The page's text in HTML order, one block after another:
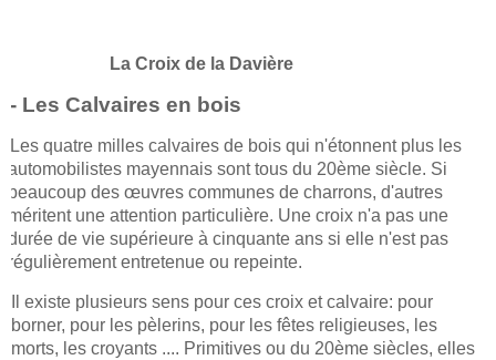
La Croix de la Davière
- Les Calvaires en bois
Les quatre milles calvaires de bois qui n'étonnent plus les
automobilistes mayennais sont tous du 20ème siècle. Si
beaucoup des œuvres communes de charrons, d'autres
méritent une attention particulière. Une croix n'a pas une
durée de vie supérieure à cinquante ans si elle n'est pas
régulièrement entretenue ou repeinte.
Il existe plusieurs sens pour ces croix et calvaire: pour
borner, pour les pèlerins, pour les fêtes religieuses, les
morts, les croyants .... Primitives ou du 20ème siècles, elles